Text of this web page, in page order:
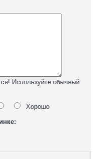
Используйте обычный
Хорошо